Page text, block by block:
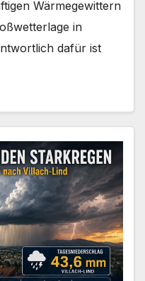
Wärmegewittern
in
dafür ist